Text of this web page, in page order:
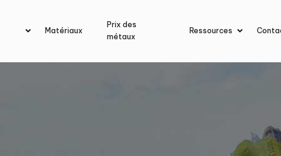
Matériaux
Prix des
métaux
Ressources